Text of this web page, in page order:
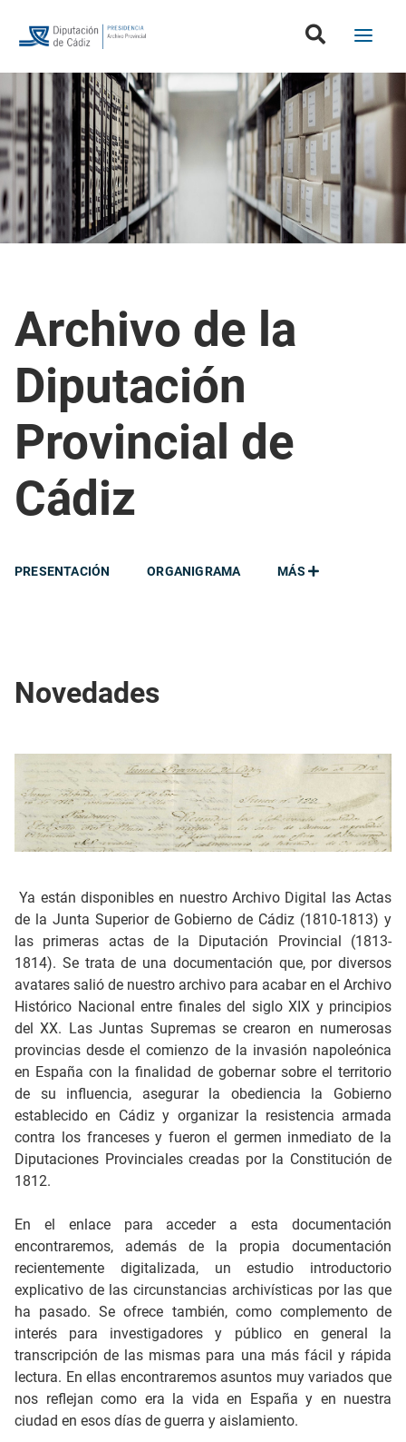
Archivo de la
Diputación
Provincial de
Cádiz
MÁS
PRESENTACIÓN ORGANIGRAMA
Novedades
Ya están disponibles en nuestro Archivo Digital las Actas
de la Junta Superior de Gobierno de Cádiz (1810-1813) y
las primeras actas de la Diputación Provincial (1813-
1814). Se trata de una documentación que, por diversos
avatares salió de nuestro archivo para acabar en el Archivo
Histórico Nacional entre finales del siglo XIX y principios
del XX. Las Juntas Supremas se crearon en numerosas
provincias desde el comienzo de la invasión napoleónica
en España con la finalidad de gobernar sobre el territorio
de su influencia, asegurar la obediencia la Gobierno
establecido en Cádiz y organizar la resistencia armada
contra los franceses y fueron el germen inmediato de la
Diputaciones Provinciales creadas por la Constitución de
1812.
En el enlace para acceder a esta documentación
encontraremos, además de la propia documentación
recientemente digitalizada, un estudio introductorio
explicativo de las circunstancias archivísticas por las que
ha pasado. Se ofrece también, como complemento de
interés para investigadores y público en general la
transcripción de las mismas para una más fácil y rápida
lectura. En ellas encontraremos asuntos muy variados que
nos reflejan como era la vida en España y en nuestra
ciudad en esos días de guerra y aislamiento.